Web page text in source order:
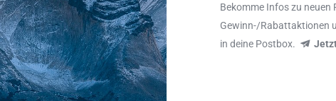
Bekomme Infos zu neuen
Gewinn-/Rabattaktionen
in deine Postbox.